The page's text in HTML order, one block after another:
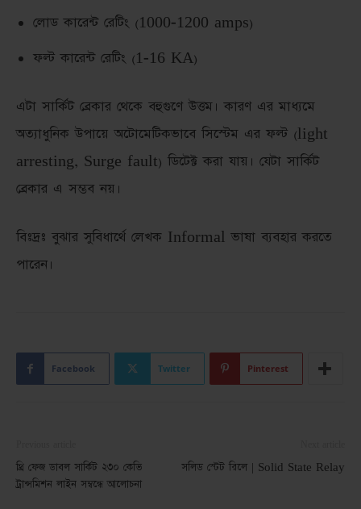
লোড কারেন্ট রেটিং (1000-1200 amps)
ফল্ট কারেন্ট রেটিং (1-16 KA)
এটা সার্কিট ব্রেকার থেকে বহুগুণে উত্তম। কারণ এর মাধ্যমে
অত্যাধুনিক উপায়ে অটোমেটিকভাবে সিস্টেম এর ফল্ট (light
arresting, Surge fault) ডিটেক্ট করা যায়। যেটা সার্কিট
ব্রেকার এ সম্ভব নয়।
বিঃদ্রঃ বুঝার সুবিধার্থে লেখক Informal ভাষা ব্যবহার করতে
পারেন।
Facebook Twitter Pinterest
থ্রি ফেজ ডাবল সার্কিট ২৩০ কেভি
ট্রান্সমিশন লাইন সম্বন্ধে আলোচনা
সলিড স্টেট রিলে | Solid State Relay